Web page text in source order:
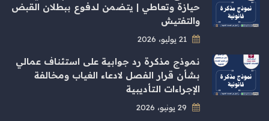
حيازة وتعاطي | يتضمن لدفوع ببطلان القبض
والتفتيش
نموذج مذكرة رد جوابية على استئناف عمالي
بشأن قرار الفصل لادعاء الغياب ومخالفة
الإجراءات التأديبية